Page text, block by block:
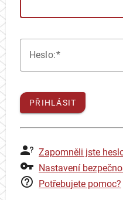
Heslo:
PŘIHLÁSIT
Zapomněli jste
Nastavení
Potřebujete pomoc?